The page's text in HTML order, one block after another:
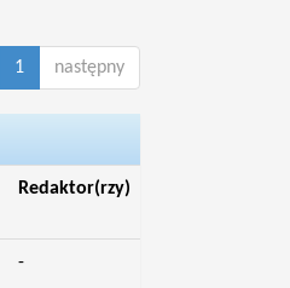
1 następny
Redaktor(rzy)
-